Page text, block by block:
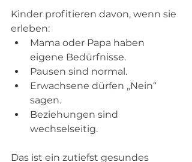
Kinder profitieren davon, wenn sie
erleben:
Mama oder Papa haben
eigene Bedürfnisse.
Pausen sind normal.
Erwachsene dürfen „Nein“
sagen.
Beziehungen sind
wechselseitig.
Das ist ein zutiefst gesundes